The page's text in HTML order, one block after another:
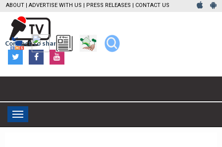
ABOUT | ADVERTISE WITH US | PRESS RELEASES | CONTACT US
Connect to share
Toggle
navigation